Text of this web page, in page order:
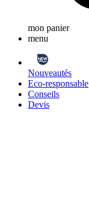
mon panier
menu
Nouveautés
Eco-responsable
Conseils
Devis